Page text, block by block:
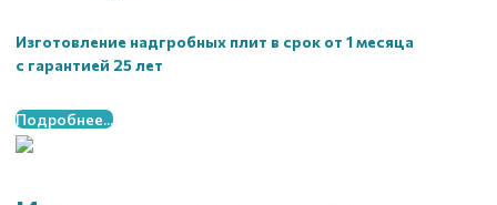
Изготовление надгробных плит в срок от 1 месяца
с гарантией 25 лет
Подробнее...